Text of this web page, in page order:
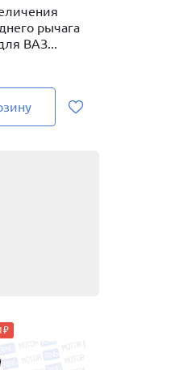
рычага
ВАЗ...